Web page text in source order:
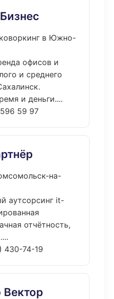
в Южно-
офисов и
и среднего
и деньги....
59 97
на-
аутсорсинг it-
отчётность,
430-74-19